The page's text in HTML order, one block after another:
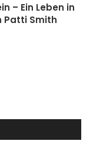
– Ein Leben in
Patti Smith